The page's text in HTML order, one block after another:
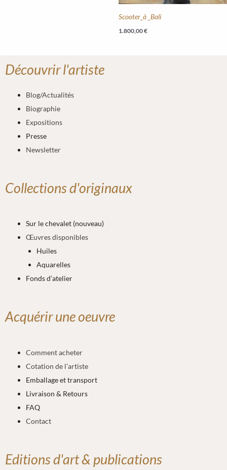
Scooter_à _Bali
1.800,00€
Découvrir l'artiste
Blog/Actualités
Biographie
Expositions
Presse
Newsletter
Collections d'originaux
Sur le chevalet (nouveau)
Œuvres disponibles
Huiles
Aquarelles
Fonds d’atelier
Acquérir une oeuvre
Comment acheter
Cotation de l’artiste
Emballage et transport
Livraison & Retours
FAQ
Contact
Editions d'art & publications